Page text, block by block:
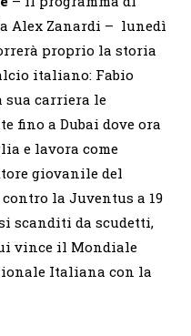
Alex Zanardi – lunedì
proprio la storia
italiano: Fabio
sua carriera le
fino a Dubai dove ora
e lavora come
giovanile del
la Juventus a 19
scanditi da scudetti,
vince il Mondiale
Italiana con la